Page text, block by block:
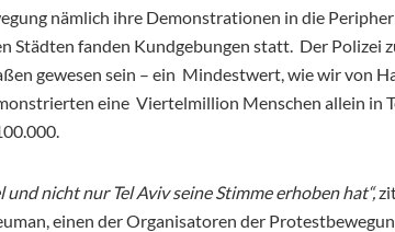
nämlich ihre Demonstrationen in die
Städten fanden Kundgebungen statt. Der Polizei
gewesen sein – ein Mindestwert, wie wir von
eine Viertelmillion Menschen allein in
und nicht nur Tel Aviv seine Stimme erhoben hat“,
einen der Organisatoren der